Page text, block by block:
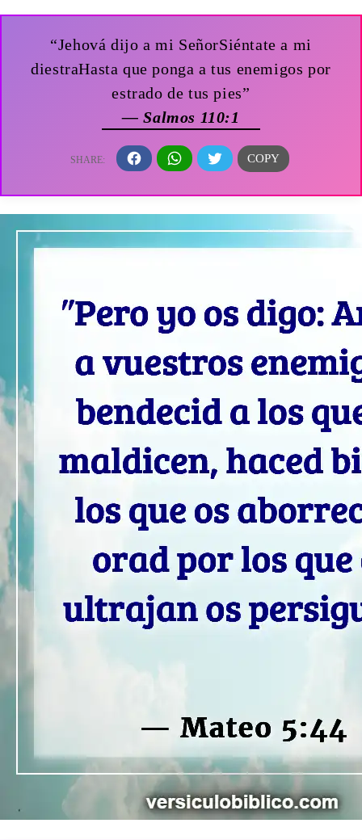
“Jehová dijo a mi SeñorSiéntate a mi
diestraHasta que ponga a tus enemigos por
estrado de tus pies”
— Salmos 110:1